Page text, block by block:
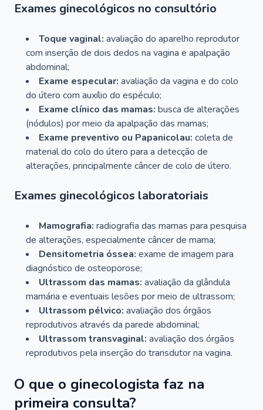
Exames ginecológicos no consultório
Toque vaginal: avaliação do aparelho reprodutor
com inserção de dois dedos na vagina e apalpação
abdominal;
Exame especular: avaliação da vagina e do colo
do útero com auxílio do espéculo;
Exame clínico das mamas: busca de alterações
(nódulos) por meio da apalpação das mamas;
Exame preventivo ou Papanicolau: coleta de
material do colo do útero para a detecção de
alterações, principalmente câncer de colo de útero.
Exames ginecológicos laboratoriais
Mamografia: radiografia das mamas para pesquisa
de alterações, especialmente câncer de mama;
Densitometria óssea: exame de imagem para
diagnóstico de osteoporose;
Ultrassom das mamas: avaliação da glândula
mamária e eventuais lesões por meio de ultrassom;
Ultrassom pélvico: avaliação dos órgãos
reprodutivos através da parede abdominal;
Ultrassom transvaginal: avaliação dos órgãos
reprodutivos pela inserção do transdutor na vagina.
O que o ginecologista faz na
primeira consulta?